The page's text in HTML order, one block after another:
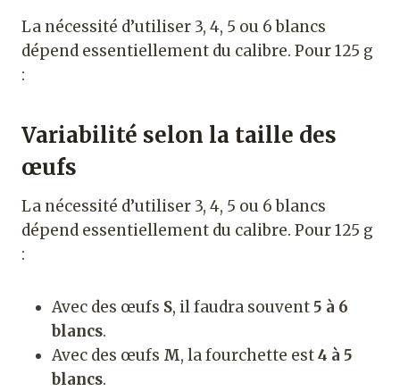
La nécessité d’utiliser 3, 4, 5 ou 6 blancs
dépend essentiellement du calibre. Pour 125 g
:
Variabilité selon la taille des
œufs
La nécessité d’utiliser 3, 4, 5 ou 6 blancs
dépend essentiellement du calibre. Pour 125 g
:
Avec des œufs S, il faudra souvent 5 à 6
blancs.
Avec des œufs M, la fourchette est4 à 5
blancs.